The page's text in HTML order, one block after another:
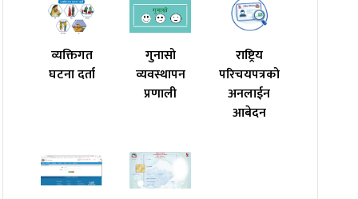
व्यक्तिगत
घटना दर्ता
गुनासो
व्यवस्थापन
प्रणाली
राष्ट्रिय
परिचयपत्रको
अनलाईन
आबेदन